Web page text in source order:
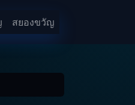
สยองขวัญ